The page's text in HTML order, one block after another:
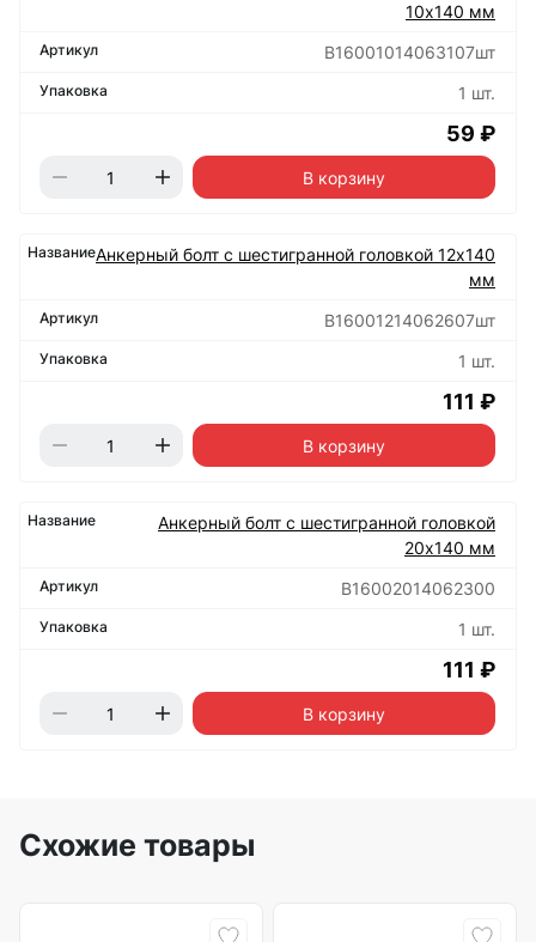
10х140 мм
B16001014063107шт
1 шт.
59 ₽
В корзину
Анкерный болт с шестигранной головкой 12х140
мм
B16001214062607шт
1 шт.
111 ₽
В корзину
Анкерный болт с шестигранной головкой
20х140 мм
B16002014062300
1 шт.
111 ₽
В корзину
Схожие товары